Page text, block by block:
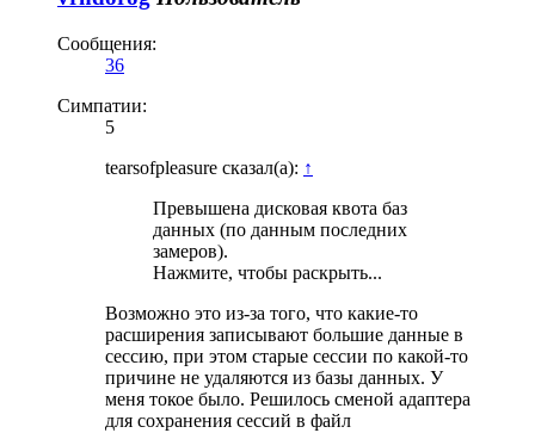
Сообщения:
36
Симпатии:
5
tearsofpleasure сказал(а): ↑
Превышена дисковая квота баз
данных (по данным последних
замеров).
Нажмите, чтобы раскрыть...
Возможно это из-за того, что какие-то
расширения записывают большие данные в
сессию, при этом старые сессии по какой-то
причине не удаляются из базы данных. У
меня токое было. Решилось сменой адаптера
для сохранения сессий в файл